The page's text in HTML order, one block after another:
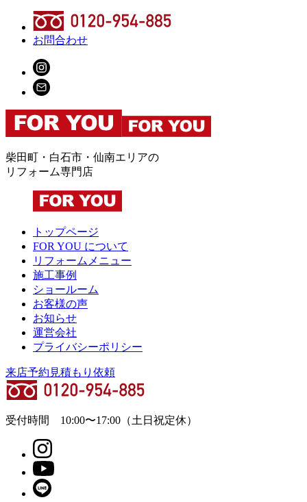
お問合わせ
柴田町・白石市・仙南エリアの
リフォーム専門店
トップページ
FOR YOU について
リフォームメニュー
施工事例
ショールーム
お客様の声
お知らせ
運営会社
プライバシーポリシー
来店予約 見積もり依頼
受付時間 10:00〜17:00 （土日祝定休）